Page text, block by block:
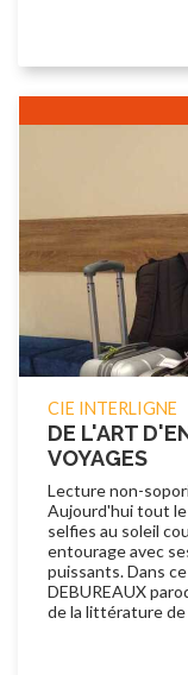
CIE INTERLIGNE
DE L'ART
VOYAGES
Lecture non-
Aujourd'hui tout
selfies au soleil
entourage avec
puissants. Dans
DEBUREAUX
de la littérature de